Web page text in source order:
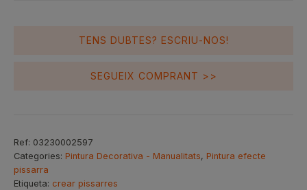
750ml
TENS DUBTES? ESCRIU-NOS!
SEGUEIX COMPRANT >>
Ref: 03230002597
Categories: Pintura Decorativa - Manualitats, Pintura efecte
pissarra
Etiqueta: crear pissarres